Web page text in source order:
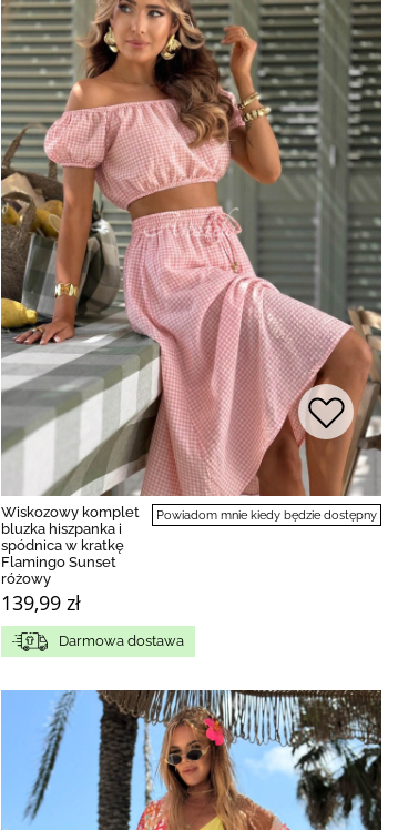
Wiskozowy komplet
bluzka hiszpanka i
spódnica w kratkę
Flamingo Sunset
różowy
139,99 zł
Powiadom mnie kiedy będzie dostępny
Darmowa dostawa